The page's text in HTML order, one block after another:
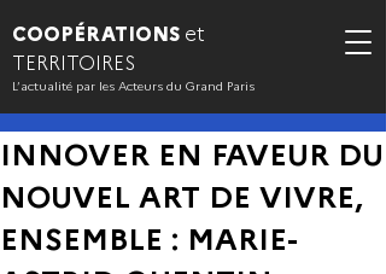
L’actualité par les Acteurs du Grand Paris
COOPÉRATIONS et
TERRITOIRES
INNOVER EN FAVEUR DU
NOUVEL ART DE VIVRE,
ENSEMBLE : MARIE-